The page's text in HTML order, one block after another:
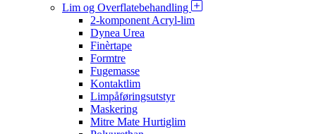
Lim og Overflatebehandling
2-komponent Acryl-lim
Dynea Urea
Finèrtape
Formtre
Fugemasse
Kontaktlim
Limpåføringsutstyr
Maskering
Mitre Mate Hurtiglim